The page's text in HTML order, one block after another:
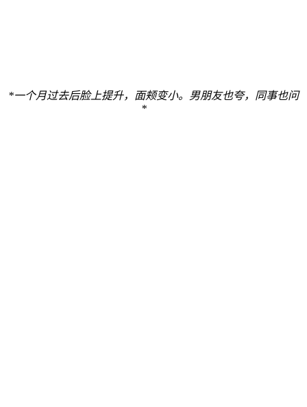
*一个月过去后脸上提升，面颊变小。男朋友也夸，同事也问
*